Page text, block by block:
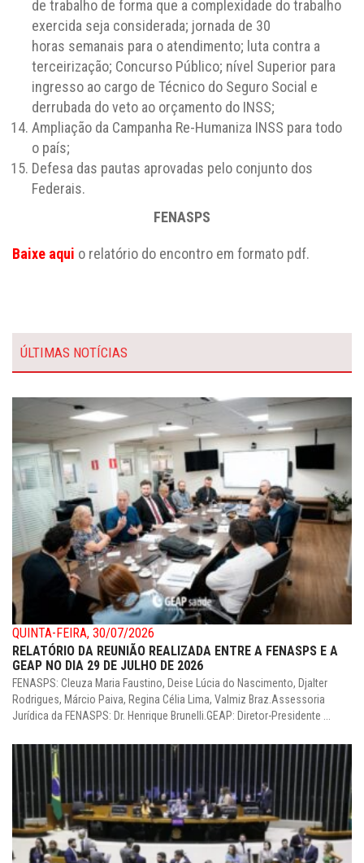
de trabalho de forma que a complexidade do trabalho
exercida seja considerada; jornada de 30
horas semanais para o atendimento; luta contra a
terceirização; Concurso Público; nível Superior para
ingresso ao cargo de Técnico do Seguro Social e
derrubada do veto ao orçamento do INSS;
Ampliação da Campanha Re-Humaniza INSS para todo
o país;
Defesa das pautas aprovadas pelo conjunto dos
Federais.
FENASPS
Baixe aqui o relatório do encontro em formato pdf.
ÚLTIMAS NOTÍCIAS
QUINTA-FEIRA, 30/07/2026
RELATÓRIO DA REUNIÃO REALIZADA ENTRE A FENASPS E A
GEAP NO DIA 29 DE JULHO DE 2026
FENASPS: Cleuza Maria Faustino, Deise Lúcia do Nascimento, Djalter
Rodrigues, Márcio Paiva, Regina Célia Lima, Valmiz Braz.Assessoria
Jurídica da FENASPS: Dr. Henrique Brunelli.GEAP: Diretor-Presidente ...